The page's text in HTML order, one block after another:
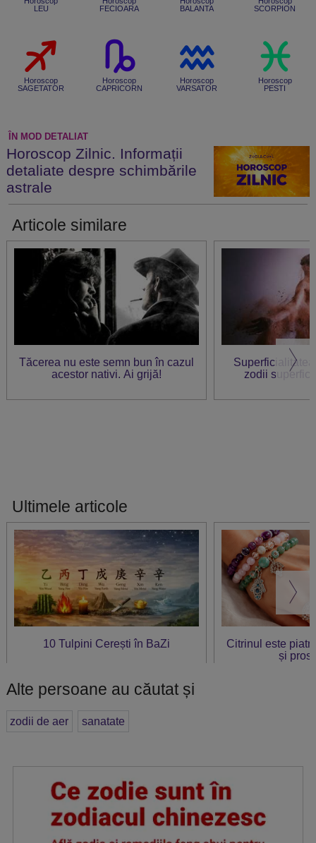
LEU
FECIOARA
BALANTA
SCORPION
Horoscop
SAGETATOR
Horoscop
CAPRICORN
Horoscop
VARSATOR
Horoscop
PESTI
ÎN MOD DETALIAT
Horoscop Zilnic. Informații
detaliate despre schimbările
astrale
Articole similare
Tăcerea nu este semn bun în cazul
acestor nativi. Ai grijă!
zodii
Ultimele articole
10 Tulpini Cerești în BaZi
Citrinul este
și
Alte persoane au căutat și
zodii de aer sanatate